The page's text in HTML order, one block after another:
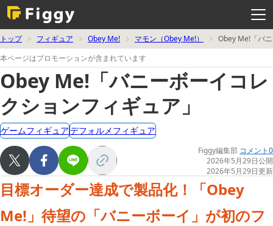
ー
を
開
く
トップ フィギュア Obey Me! マモン（Obey Me!）
Obey Me!「バ
本ページはプロモーションが含まれています
Obey Me!「バニーボーイコレ
クションフィギュア」
ゲームフィギュアデフォルメフィギュア
Figgy編集部 コメント0
2026年5月29日公開
2026年5月29日更新
目標オーダー達成で製品化！「Obey
Me!」待望の「バニーボーイ」が初のフ